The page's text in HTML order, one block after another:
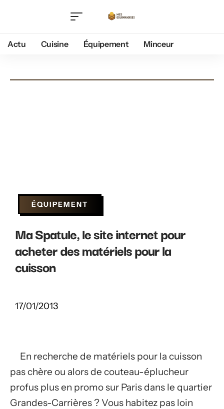
Actu Cuisine Équipement Minceur
ÉQUIPEMENT
Ma Spatule, le site internet pour
acheter des matériels pour la
cuisson
17/01/2013
En recherche de matériels pour la cuisson
pas chère ou alors de couteau-éplucheur
profus plus en promo sur Paris dans le quartier
Grandes-Carrières ? Vous habitez pas loin